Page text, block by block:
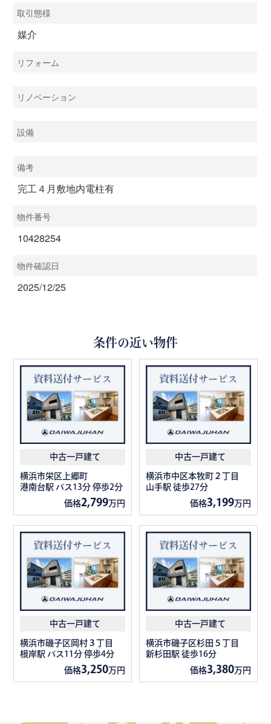
取引態様
媒介
リフォーム
リノベーション
設備
備考
完工４月敷地内電柱有
物件番号
10428254
物件確認日
2025/12/25
条件の近い物件
中古一戸建て
横浜市栄区上郷町
港南台駅 バス13分 停歩2分
価格2,799万円
中古一戸建て
横浜市中区本牧町２丁目
山手駅 徒歩27分
価格3,199万円
中古一戸建て
横浜市磯子区岡村３丁目
根岸駅 バス11分 停歩4分
価格3,250万円
中古一戸建て
横浜市磯子区杉田５丁目
新杉田駅 徒歩16分
価格3,380万円